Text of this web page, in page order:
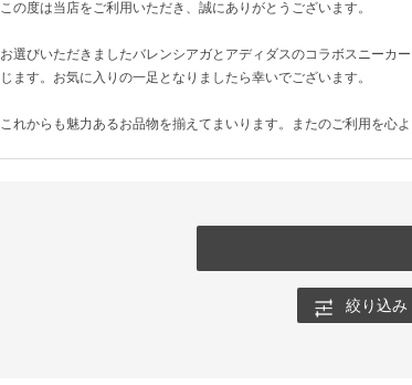
この度は当店をご利用いただき、誠にありがとうございます。
お選びいただきましたバレンシアガとアディダスのコラボスニーカ
じます。お気に入りの一足となりましたら幸いでございます。
これからも魅力あるお品物を揃えてまいります。またのご利用を心よ
絞り込み